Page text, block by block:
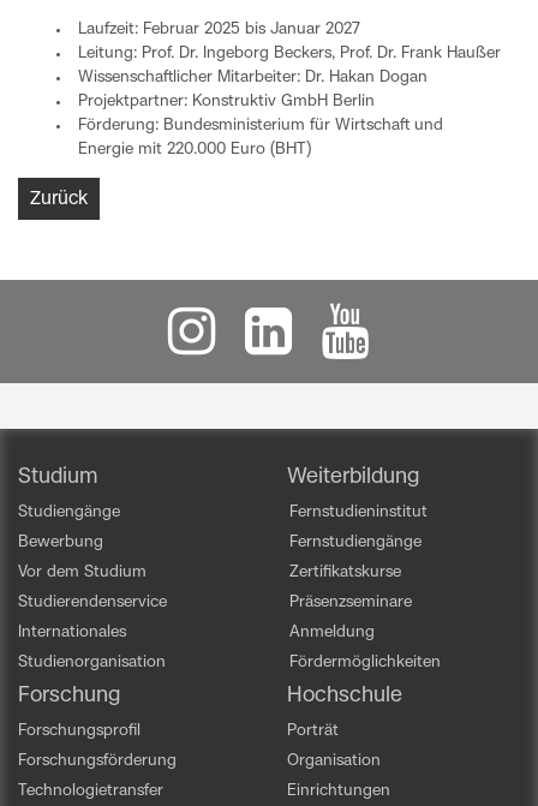
Laufzeit: Februar 2025 bis Januar 2027
Leitung: Prof. Dr. Ingeborg Beckers, Prof. Dr. Frank Haußer
Wissenschaftlicher Mitarbeiter: Dr. Hakan Dogan
Projektpartner: Konstruktiv GmbH Berlin
Förderung: Bundesministerium für Wirtschaft und
Energie mit 220.000 Euro (BHT)
Zurück
Studium
Studiengänge
Bewerbung
Vor dem Studium
Studierendenservice
Internationales
Studienorganisation
Weiterbildung
Fernstudieninstitut
Fernstudiengänge
Zertifikatskurse
Präsenzseminare
Anmeldung
Fördermöglichkeiten
Forschung
Forschungsprofil
Forschungsförderung
Technologietransfer
Hochschule
Porträt
Organisation
Einrichtungen